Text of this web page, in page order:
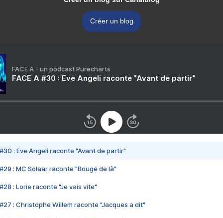
Créer un blog
FACE A - un podcast Purecharts
FACE A #30 : Eve Angeli raconte "Avant de partir"
#30 : Eve Angeli raconte "Avant de partir"
#29 : MC Solaar raconte "Bouge de là"
#28 : Lorie raconte "Je vais vite"
#27 : Christophe Willem raconte "Jacques a dit"